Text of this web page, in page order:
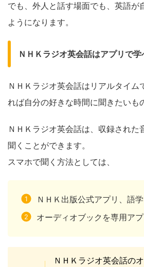
でも、外人と話す場面でも、英語が
ようになります。
ＮＨＫラジオ英会話はアプリで学
ＮＨＫラジオ英会話はリアルタイム
れば自分の好きな時間に聞きたいも
ＮＨＫラジオ英会話は、収録された
聞くことができます。
スマホで聞く方法としては、
ＮＨＫ出版公式アプリ、語
オーディオブックを専用ア
ＮＨＫラジオ英会話の